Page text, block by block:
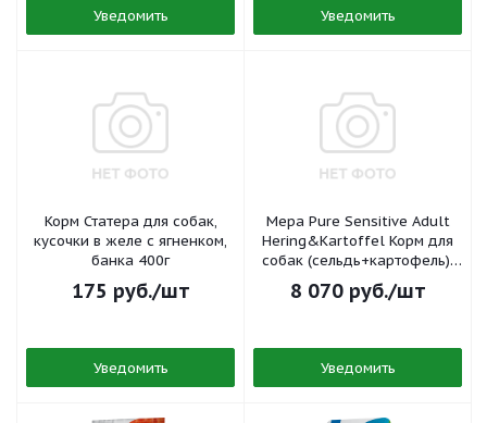
Уведомить Уведомить
Корм Статера для собак,
кусочки в желе с ягненком,
банка 400г
175 руб./шт
Уведомить
Мера Pure Sensitive Adult
Hering&Kartoffel Корм для
собак (сельдь+картофель),
пакет 12,5кг
8 070руб./шт
Уведомить